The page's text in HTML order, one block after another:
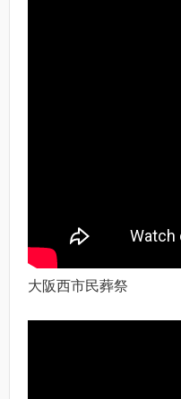
大阪西市民葬祭